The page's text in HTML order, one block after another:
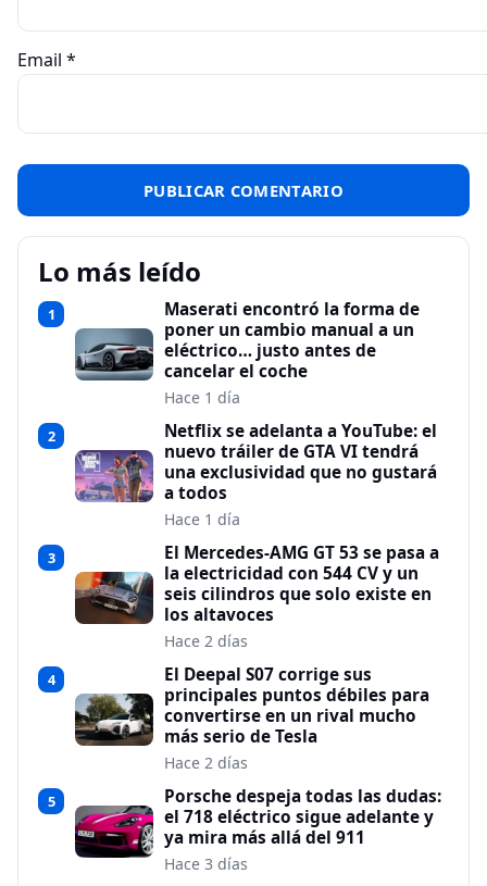
Email *
Lo más leído
1
Maserati encontró la forma de
poner un cambio manual a un
eléctrico… justo antes de
cancelar el coche
Hace 1 día
2
Netflix se adelanta a YouTube: el
nuevo tráiler de GTA VI tendrá
una exclusividad que no gustará
a todos
Hace 1 día
3
El Mercedes-AMG GT 53 se pasa a
la electricidad con 544 CV y un
seis cilindros que solo existe en
los altavoces
Hace 2 días
4
El Deepal S07 corrige sus
principales puntos débiles para
convertirse en un rival mucho
más serio de Tesla
Hace 2 días
5
Porsche despeja todas las dudas:
el 718 eléctrico sigue adelante y
ya mira más allá del 911
Hace 3 días